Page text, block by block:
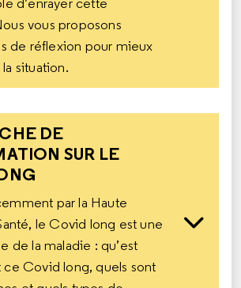
vous proposons
de réflexion pour mieux
situation.
DE
SUR LE
par la Haute
le Covid long est une
de la maladie : qu’est
Covid long, quels sont